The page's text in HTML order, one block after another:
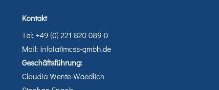
Kontakt
Tel: +49 (0) 221 820 089 0
Mail: info(at)mcss-gmbh.de
Geschäftsführung:
Claudia Wente-Waedlich